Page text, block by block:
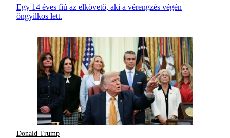
Egy 14 éves fiú az elkövető, aki a vérengzés végén
öngyilkos lett.
Donald Trump